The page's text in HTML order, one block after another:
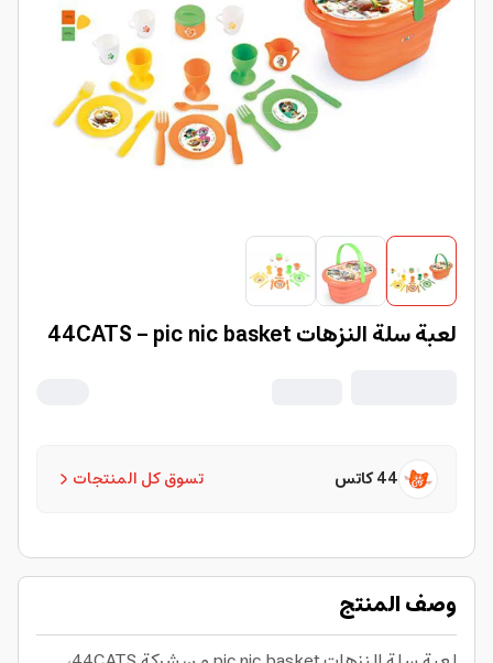
لعبة سلة النزهات 44CATS - pic nic basket
تسوق كل المنتجات 44 كاتس
وصف المنتج